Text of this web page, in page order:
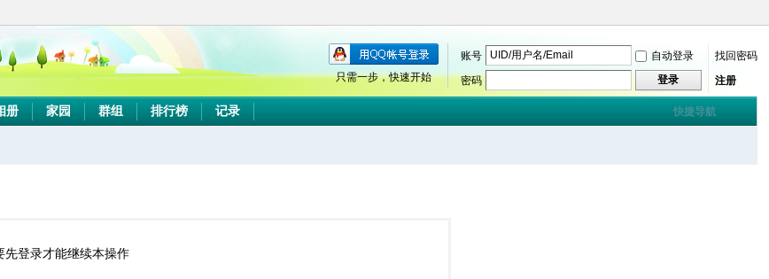
账号 自动登录
找回密码
密码
登录 注册
只需一步，快速开始
快捷导航
册 家园 群组 排行榜 记录
索
先登录才能继续本操作